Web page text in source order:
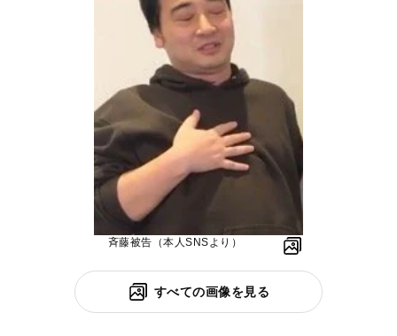
斉藤被告（本人SNSより）
すべての画像を見る